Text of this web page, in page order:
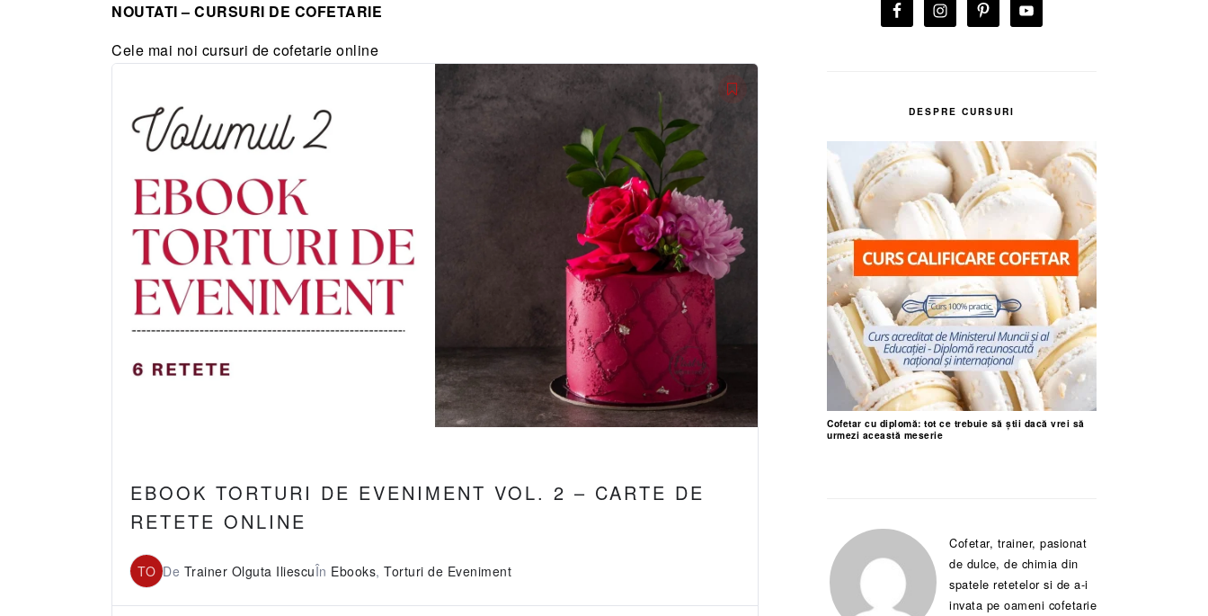
NOUTATI – CURSURI DE COFETARIE
Cele mai noi cursuri de cofetarie online
EBOOK TORTURI DE EVENIMENT VOL. 2 – CARTE DE
RETETE ONLINE
TO De Trainer Olguta IliescuÎn Ebooks, Torturi de Eveniment
PRINCIPALĂ
DESPRE CURSURI
Cofetar cu diplomă: tot ce trebuie să știi dacă vrei să
urmezi această meserie
Cofetar, trainer, pasionat
de dulce, de chimia din
spatele retetelor si de a-i
invata pe oameni cofetarie